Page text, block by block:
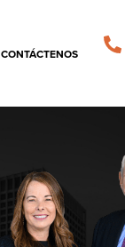
CONTÁCTENOS